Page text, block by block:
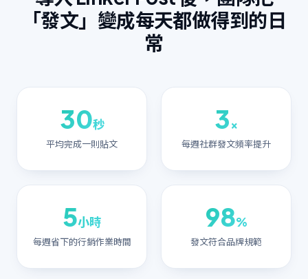
「發文」變成每天都做得到的日
常
30秒
平均完成一則貼文
3×
每週社群發文頻率提升
5小時
每週省下的行銷作業時間
98%
發文符合品牌規範